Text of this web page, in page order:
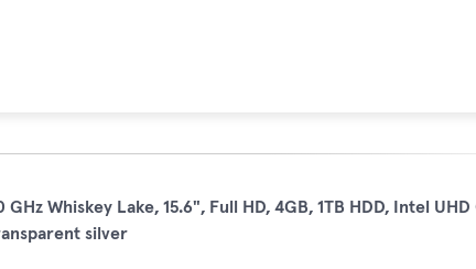
Whiskey Lake, 15.6", Full HD, 4GB, 1TB HDD, Intel
silver